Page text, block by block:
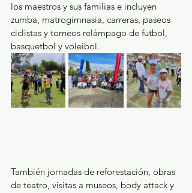
los maestros y sus familias e incluyen
zumba, matrogimnasia, carreras, paseos
ciclistas y torneos relámpago de futbol,
basquetbol y voleibol.
También jornadas de reforestación, obras
de teatro, visitas a museos, body attack y